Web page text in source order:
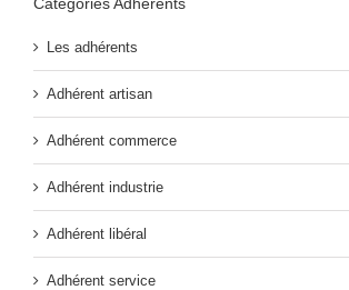
Les adhérents
Adhérent artisan
Adhérent commerce
Adhérent industrie
Adhérent libéral
Adhérent service